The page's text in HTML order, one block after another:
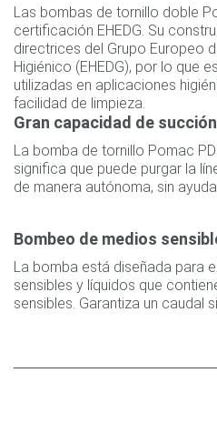
Las bombas de tornillo doble
certificación EHEDG. Su
directrices del Grupo Europeo
Higiénico (EHEDG), por lo que
utilizadas en aplicaciones
facilidad de limpieza.
Gran capacidad de
La bomba de tornillo Pomac
significa que puede purgar la
de manera autónoma, sin
Bombeo de medios
La bomba está diseñada para
sensibles y líquidos que
sensibles. Garantiza un caudal